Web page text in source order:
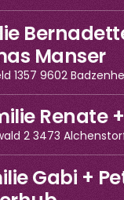
Manser
1357 9602
Renate
2 3473
Gabi +